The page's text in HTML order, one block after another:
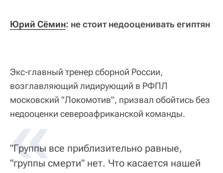
Юрий Сёмин: не стоит недооценивать египтян
Экс-главный тренер сборной России,
возглавляющий лидирующий в РФПЛ
московский "Локомотив", призвал обойтись без
недооценки североафриканской команды.
"Группы все приблизительно равные,
"группы смерти" нет. Что касается нашей